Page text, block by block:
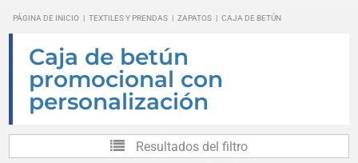
PÁGINA DE INICIO | TEXTILES Y PRENDAS | ZAPATOS | CAJA DE BETÚN
Caja de betún
promocional con
personalización
Resultados del filtro